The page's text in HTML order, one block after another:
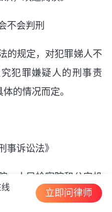
不会判刑
的规定，对犯罪娣人不
犯罪嫌疑人的刑事责
的情况而定。
事诉讼法》
、人民检察院和公安机
罪嫌疑人、被告人，可
立即问律师